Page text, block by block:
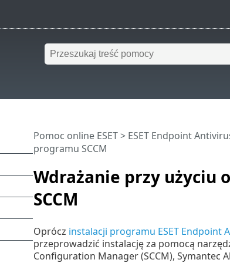
Wdrażanie przy użyciu
SCCM
Pomoc online ESET> ESET Endpoint
programu SCCM
Oprócz instalacji programu ESET Endpoint
przeprowadzić instalację za pomocą
Configuration Manager (SCCM), Symantec